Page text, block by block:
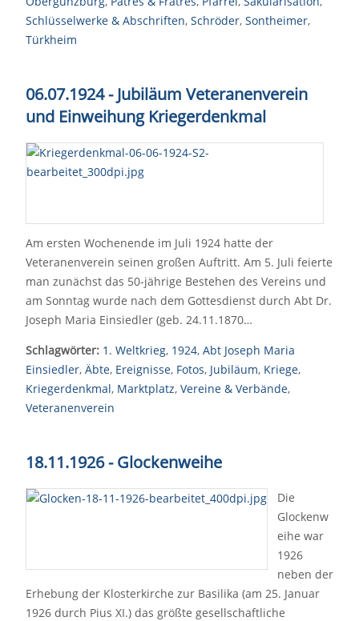
Schlüsselwerke & Abschriften, Schröder, Sontheimer,
Türkheim
06.07.1924 - Jubiläum Veteranenverein
und Einweihung Kriegerdenkmal
Am ersten Wochenende im Juli 1924 hatte der
Veteranenverein seinen großen Auftritt. Am 5. Juli feierte
man zunächst das 50-jährige Bestehen des Vereins und
am Sonntag wurde nach dem Gottesdienst durch Abt Dr.
Joseph Maria Einsiedler (geb. 24.11.1870…
Schlagwörter: 1. Weltkrieg, 1924, Abt Joseph Maria
Einsiedler, Äbte, Ereignisse, Fotos, Jubiläum, Kriege,
Kriegerdenkmal, Marktplatz, Vereine & Verbände,
Veteranenverein
18.11.1926 - Glockenweihe
Die
Glockenw
eihe war
1926
neben der
Erhebung der Klosterkirche zur Basilika (am 25. Januar
1926 durch Pius XI.) das größte gesellschaftliche